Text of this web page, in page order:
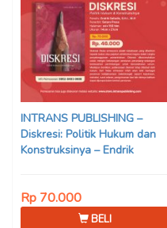
INTRANS PUBLISHING –
Diskresi: Politik Hukum dan
Konstruksinya – Endrik
Rp 70.000
BELI